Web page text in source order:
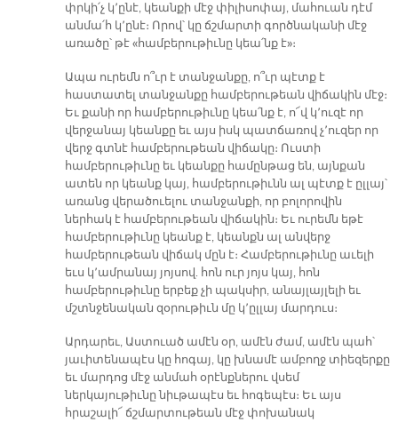
փրկի՛չ կ՚ընէ, կեանքի մէջ փիլիսոփայ, մահուան դէմ
անմա՛հ կ՚ընէ։ Որով՝ կը ճշմարտի գործնականի մէջ
առածը՝ թէ «համբերութիւնը կեա՛նք է»։
Ապա ուրեմն ո՞ւր է տանջանքը, ո՞ւր պէտք է
հաստատել տանջանքը համբերութեան վիճակին մէջ։
Եւ քանի որ համբերութիւնը կեա՛նք է, ո՜վ կ՚ուզէ որ
վերջանայ կեանքը եւ այս իսկ պատճառով չ՚ուզեր որ
վերջ գտնէ համբերութեան վիճակը։ Ուստի
համբերութիւնը եւ կեանքը համընթաց են, այնքան
ատեն որ կեանք կայ, համբերութիւնն ալ պէտք է ըլլայ՝
առանց վերածուելու տանջանքի, որ բոլորովին
ներհակ է համբերութեան վիճակին։ Եւ ուրեմն եթէ
համբերութիւնը կեանք է, կեանքն ալ անվերջ
համբերութեան վիճակ մըն է։ Համբերութիւնը աւելի
եւս կ՚ամրանայ յոյսով. հոն ուր յոյս կայ, հոն
համբերութիւնը երբեք չի պակսիր, անայլայլելի եւ
մշտնջենական զօրութիւն մը կ՚ըլլայ մարդուս։
Արդարեւ, Աստուած ամէն օր, ամէն ժամ, ամէն պահ՝
յաւիտենապէս կը հոգայ, կը խնամէ ամբողջ տիեզերքը
եւ մարդոց մէջ անմահ օրէնքներու վսեմ
ներկայութիւնը նիւթապէս եւ հոգեպէս։ Եւ այս
հրաշալի՜ ճշմարտութեան մէջ փոխանակ